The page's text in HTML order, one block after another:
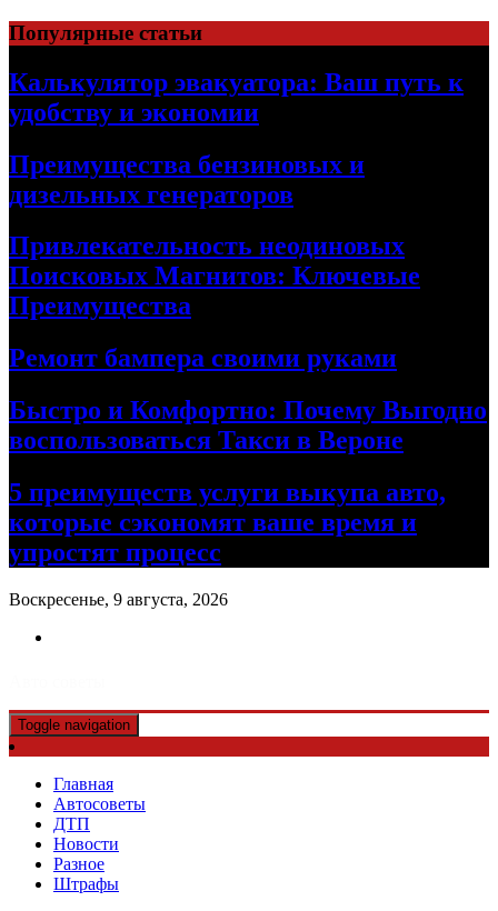
Skip
to
content
Популярные статьи
Калькулятор эвакуатора: Ваш путь к
удобству и экономии
Преимущества бензиновых и
дизельных генераторов
Привлекательность неодиновых
Поисковых Магнитов: Ключевые
Преимущества
Ремонт бампера своими руками
Быстро и Комфортно: Почему Выгодно
воспользоваться Такси в Вероне
5 преимуществ услуги выкупа авто,
которые сэкономят ваше время и
упростят процесс
Воскресенье, 9 августа, 2026
Toggle navigation
Главная
Автосоветы
ДТП
Новости
Разное
Штрафы